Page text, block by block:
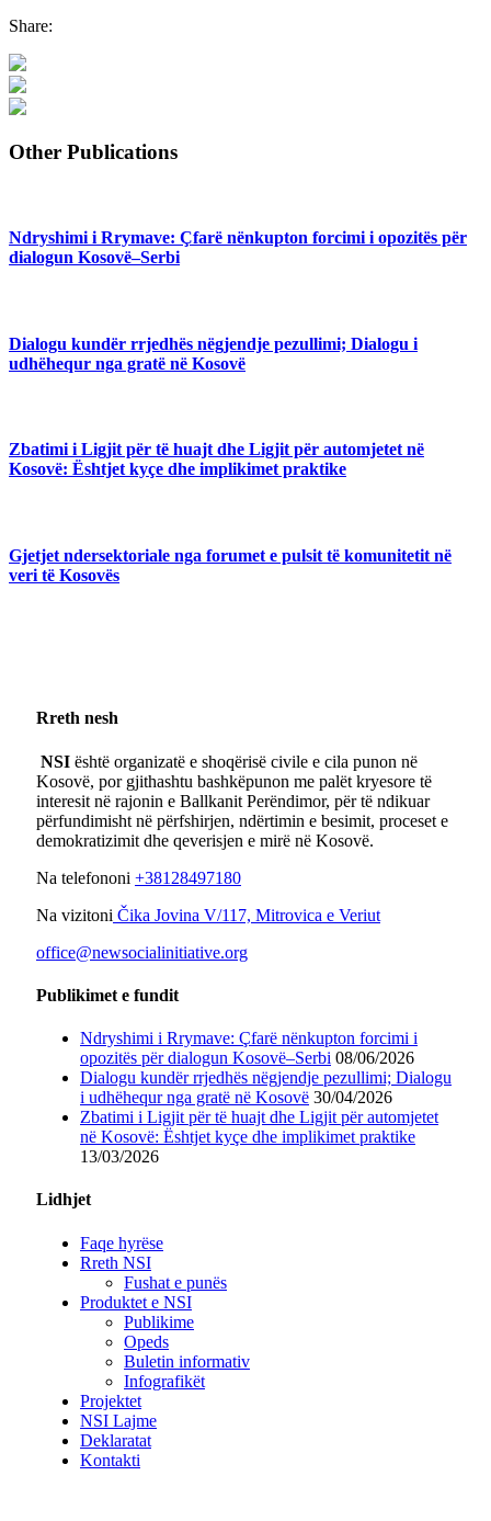
Share:
Other Publications
Ndryshimi i Rrymave: Çfarë nënkupton forcimi i opozitës për
dialogun Kosovë–Serbi
Dialogu kundër rrjedhës nëgjendje pezullimi; Dialogu i
udhëhequr nga gratë në Kosovë
Zbatimi i Ligjit për të huajt dhe Ligjit për automjetet në
Kosovë: Ështjet kyçe dhe implikimet praktike
Gjetjet ndersektoriale nga forumet e pulsit të komunitetit në
veri të Kosovës
Rreth nesh
NSI është organizatë e shoqërisë civile e cila punon në
Kosovë, por gjithashtu bashkëpunon me palët kryesore të
interesit në rajonin e Ballkanit Perëndimor, për të ndikuar
përfundimisht në përfshirjen, ndërtimin e besimit, proceset e
demokratizimit dhe qeverisjen e mirë në Kosovë.
Na telefononi +38128497180
Na vizitoni Čika Jovina V/117, Mitrovica e Veriut
office@newsocialinitiative.org
Publikimet e fundit
Ndryshimi i Rrymave: Çfarë nënkupton forcimi i
opozitës për dialogun Kosovë–Serbi 08/06/2026
Dialogu kundër rrjedhës nëgjendje pezullimi; Dialogu
i udhëhequr nga gratë në Kosovë 30/04/2026
Zbatimi i Ligjit për të huajt dhe Ligjit për automjetet
në Kosovë: Ështjet kyçe dhe implikimet praktike
13/03/2026
Lidhjet
Faqe hyrëse
Rreth NSI
Fushat e punës
Produktet e NSI
Publikime
Opeds
Buletin informativ
Infografikët
Projektet
NSI Lajme
Deklaratat
Kontakti